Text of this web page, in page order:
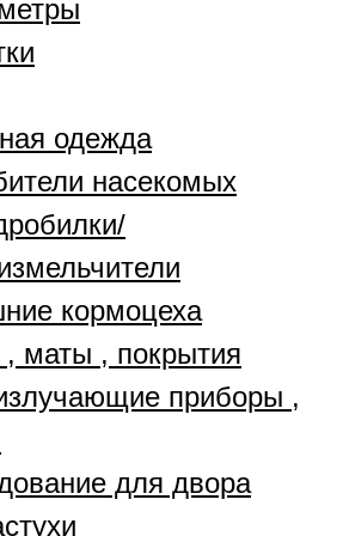
одежда
насекомых
кормоцеха
маты , покрытия
приборы ,
для двора